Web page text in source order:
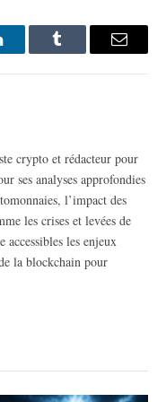
Tumblr Email
crypto et rédacteur pour
ses analyses approfondies
l’impact des
les crises et levées de
accessibles les enjeux
la blockchain pour